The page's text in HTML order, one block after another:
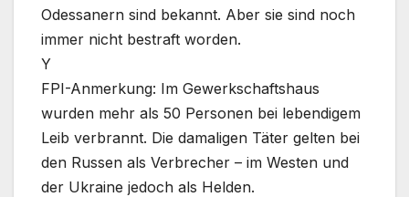
Odessanern sind bekannt. Aber sie sind noch
immer nicht bestraft worden.
Y
FPI-Anmerkung: Im Gewerkschaftshaus
wurden mehr als 50 Personen bei lebendigem
Leib verbrannt. Die damaligen Täter gelten bei
den Russen als Verbrecher – im Westen und
der Ukraine jedoch als Helden.